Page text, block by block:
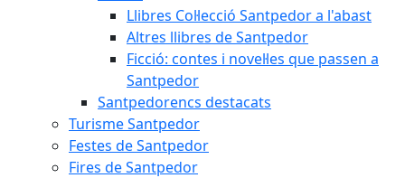
Llibres Col·lecció Santpedor a l'abast
Altres llibres de Santpedor
Ficció: contes i novel·les que passen a
Santpedor
Santpedorencs destacats
Turisme Santpedor
Festes de Santpedor
Fires de Santpedor